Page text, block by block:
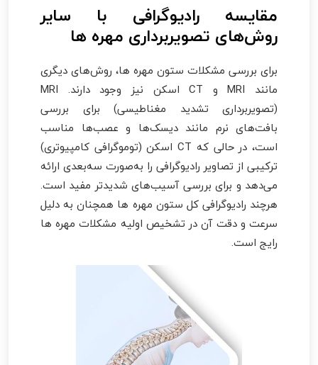
مقایسه رادیوگرافی با سایر
روش‌های تصویربرداری مهره ها
برای بررسی مشکلات ستون مهره ها، روش‌های دیگری
مانند MRI و CT اسکن نیز وجود دارند. MRI
(تصویربرداری تشدید مغناطیسی) برای بررسی
بافت‌های نرم مانند دیسک‌ها و عصب‌ها مناسب
است، در حالی که CT اسکن (توموگرافی کامپیوتری)
ترکیبی از تصاویر رادیوگرافی را به‌صورت سه‌بعدی ارائه
می‌دهد و برای بررسی آسیب‌های شدیدتر مفید است.
هرچند رادیوگرافی کل ستون مهره ها همچنان به دلیل
سرعت و دقت آن در تشخیص اولیه مشکلات مهره ها
رایج است.